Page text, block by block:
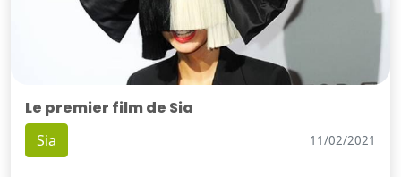
Le premier film de Sia
Sia 11/02/2021